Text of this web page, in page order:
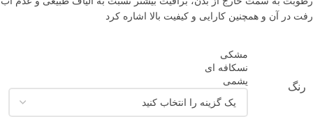
رفت در آن و همچنین کارایی و کیفیت بالا اشاره کرد
رنگ
مشکی
نسکافه ای
یشمی